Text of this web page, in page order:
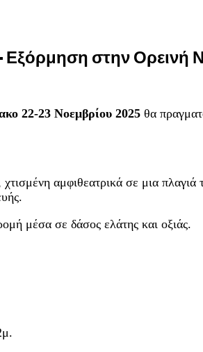
Εξόρμηση στην
22-23 Νοεμβρίου 2025 θα
αμφιθεατρικά σε μια
μέσα σε δάσος ελάτης και οξιάς.